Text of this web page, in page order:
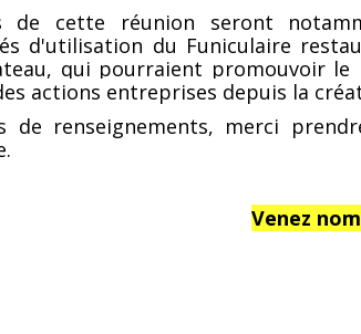
de cette réunion seront
d'utilisation du Funiculaire
qui pourraient promouvoir le
actions entreprises depuis la
de renseignements, merci
Venez